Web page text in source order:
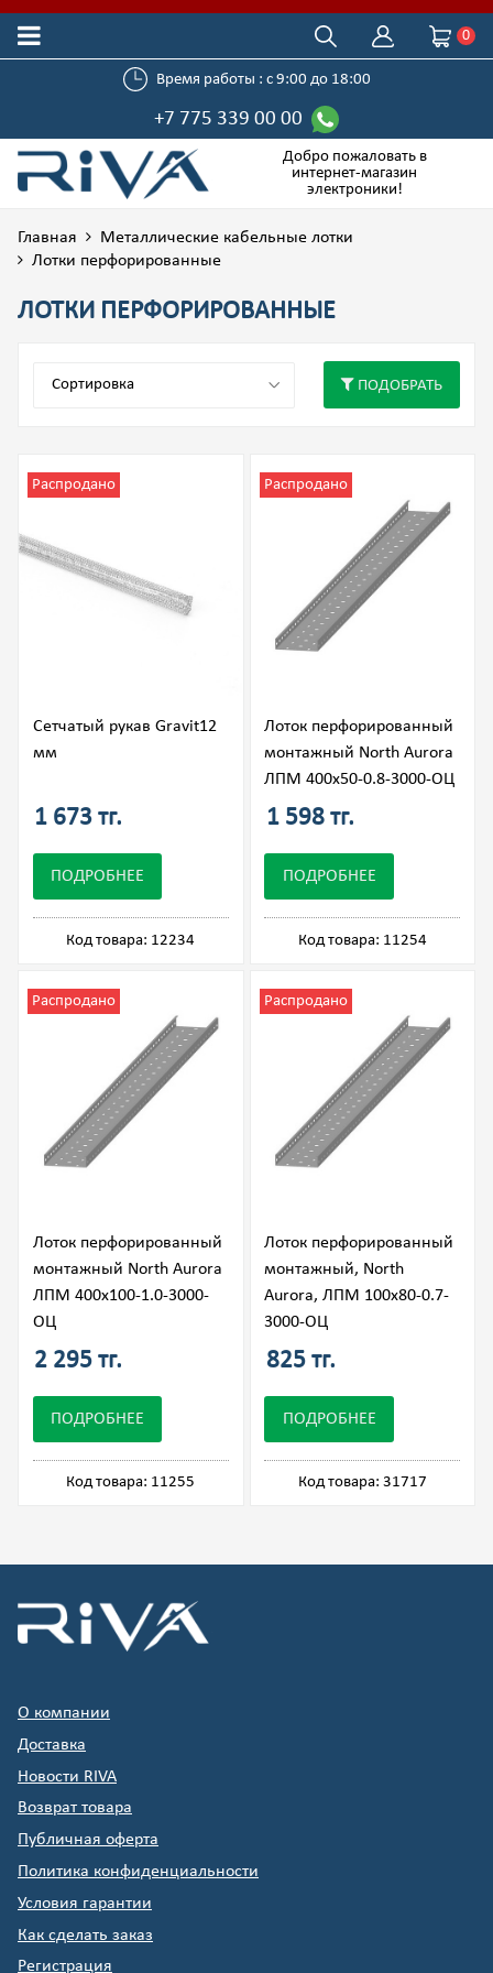
0
Время работы : с 9:00 до 18:00
+7 775 339 00 00
Добро пожаловать в
интернет-магазин
электроники!
Главная
Металлические кабельные лотки
Лотки перфорированные
ЛОТКИ ПЕРФОРИРОВАННЫЕ
ПОДОБРАТЬ
Сетчатый рукав Gravit12
мм
Распродано
1 673 тг.
ПОДРОБНЕЕ
Код товара: 12234
Лоток перфорированный
монтажный North Aurora
ЛПМ 400х50-0.8-3000-ОЦ
Распродано
1 598 тг.
ПОДРОБНЕЕ
Код товара: 11254
Лоток перфорированный
монтажный North Aurora
ЛПМ 400х100-1.0-3000-
ОЦ
Распродано
2 295 тг.
ПОДРОБНЕЕ
Код товара: 11255
Лоток перфорированный
монтажный, North
Aurora, ЛПМ 100х80-0.7-
3000-ОЦ
Распродано
825 тг.
ПОДРОБНЕЕ
Код товара: 31717
О компании
Доставка
Новости RIVA
Возврат товара
Публичная оферта
Политика конфиденциальности
Условия гарантии
Как сделать заказ
Регистрация